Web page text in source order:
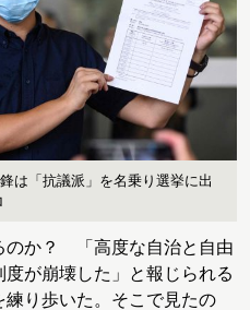
は「抗議派」を名乗り選挙に出
か？ 「高度な自治と自由
度が崩壊した」と報じられる
練り歩いた。そこで見たの